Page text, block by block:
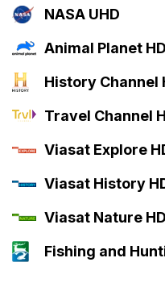
NASA UHD
Animal Planet HD
History Channel
Travel Channel
Viasat Explore
Viasat History
Viasat Nature HD
Fishing and